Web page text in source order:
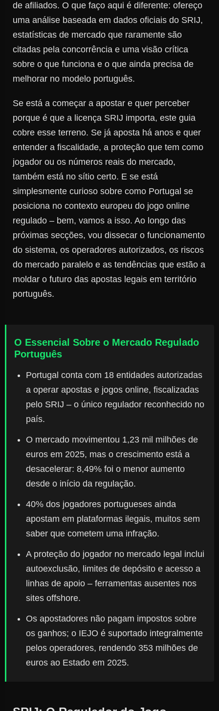
de afiliados. O que faço aqui é diferente: ofereço
uma análise baseada em dados oficiais do SRIJ,
estatísticas de mercado que raramente são
citadas pela concorrência e uma visão crítica
sobre o que funciona e o que ainda precisa de
melhorar no modelo português.
Se está a começar a apostar e quer perceber
porque é que a licença SRIJ importa, este guia
cobre esse terreno. Se já aposta há anos e quer
entender a fiscalidade, a proteção que tem como
jogador ou os números reais do mercado,
também está no sítio certo. E se está
simplesmente curioso sobre como Portugal se
posiciona no contexto europeu do jogo online
regulado – bem, vamos a isso. Ao longo das
próximas secções, vou dissecar o funcionamento
do sistema, os operadores autorizados, os riscos
do mercado paralelo e as tendências que estão a
moldar o futuro das apostas legais em território
português.
O Essencial Sobre o Mercado Regulado
Português
Portugal conta com 18 entidades autorizadas
a operar apostas e jogos online, fiscalizadas
pelo SRIJ – o único regulador reconhecido no
país.
O mercado movimentou 1,23 mil milhões de
euros em 2025, mas o crescimento está a
desacelerar: 8,49% foi o menor aumento
desde o início da regulação.
40% dos jogadores portugueses ainda
apostam em plataformas ilegais, muitos sem
saber que cometem uma infração.
A proteção do jogador no mercado legal inclui
autoexclusão, limites de depósito e acesso a
linhas de apoio – ferramentas ausentes nos
sites offshore.
Os apostadores não pagam impostos sobre
os ganhos; o IEJO é suportado integralmente
pelos operadores, rendendo 353 milhões de
euros ao Estado em 2025.